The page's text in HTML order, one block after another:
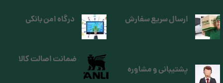
ارسال سریع سفارش درگاه امن بانکی
پشتیبانی و مشاوره
ضمانت اصالت کالا